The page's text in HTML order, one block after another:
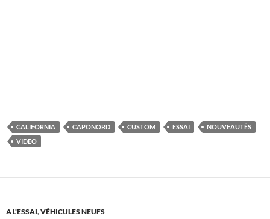
CALIFORNIA CAPONORD CUSTOM ESSAI
NOUVEAUTÉS
VIDEO
A L'ESSAI,VÉHICULES NEUFS